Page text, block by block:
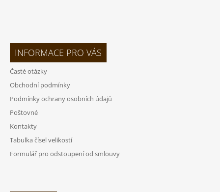
INFORMACE PRO VÁS
Časté otázky
Obchodní podmínky
Podmínky ochrany osobních údajů
Poštovné
Kontakty
Tabulka čísel velikostí
Formulář pro odstoupení od smlouvy